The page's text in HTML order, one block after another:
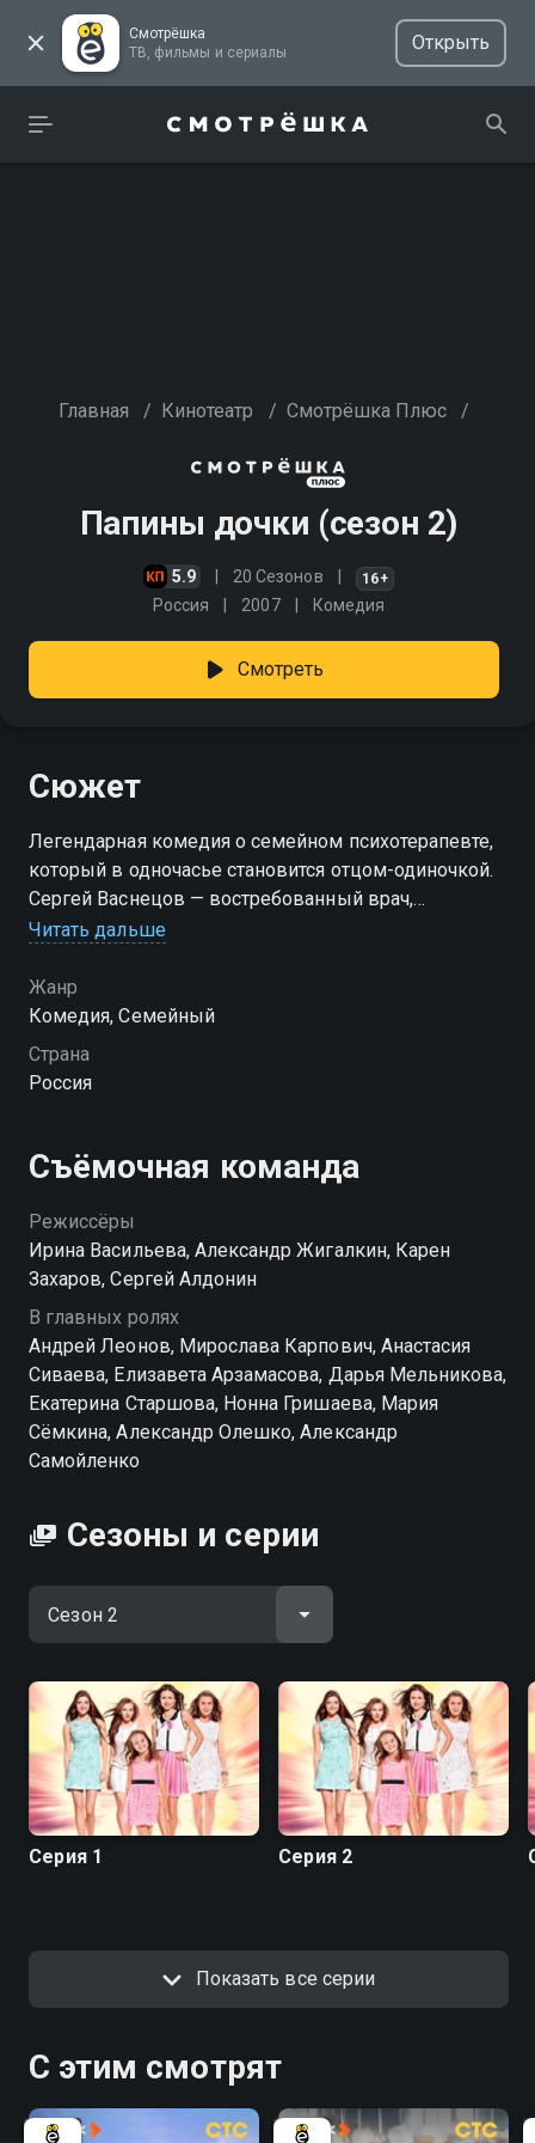
Смотрёшка
ТВ, фильмы и сериалы
Открыть
Главная / Кинотеатр / Смотрёшка Плюс /
Папины дочки (сезон 2)
5.9 20 Сезонов 16+
Россия 2007 Комедия
Смотреть
Сюжет
Легендарная комедия о семейном психотерапевте,
который в одночасье становится отцом-одиночкой.
Сергей Васнецов — востребованный врач,
достойный муж и папа пятерых дочерей. В один
жена сбегает к любовнику в Канаду, оставляя
бывшему не только бытовые дела, но и воспитание
детей. На фоне неурядиц карьера мужчины тоже
оказывается под угрозой, ведь какому клиенту
строгая Антонина Семеновна, живущая в квартире
напротив. Но главный вопрос — как воспитывать
Машу, Дашу, Женю, Галину Сергеевну и Пуговку,
характеры которых дают о себе знать каждую
минуту? Если не терпится узнать, как брошенный на
«Папины дочки».
Посмотреть онлайн 2 сезон сериала Папины дочки
вы можете совершенно бесплатно в хорошем HD
качестве на Смотрёшке
Читать дальше
Жанр
Комедия, Семейный
Страна
Россия
Съёмочная команда
Режиссёры
Ирина Васильева, Александр Жигалкин, Карен
Захаров, Сергей Алдонин
В главных ролях
Андрей Леонов, Мирослава Карпович, Анастасия
Сиваева, Елизавета Арзамасова, Дарья Мельникова,
Екатерина Старшова, Нонна Гришаева, Мария
Сёмкина, Александр Олешко, Александр
Самойленко
Сезоны и серии
Серия 1 Серия 2
Показать все серии
С этим смотрят